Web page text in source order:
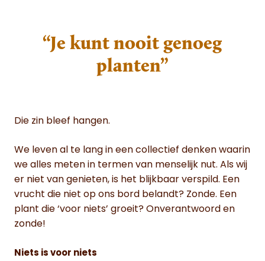
“Je kunt nooit genoeg
planten”
Die zin bleef hangen.
We leven al te lang in een collectief denken waarin
we alles meten in termen van menselijk nut. Als wij
er niet van genieten, is het blijkbaar verspild. Een
vrucht die niet op ons bord belandt? Zonde. Een
plant die ‘voor niets’ groeit? Onverantwoord en
zonde!
Niets is voor niets